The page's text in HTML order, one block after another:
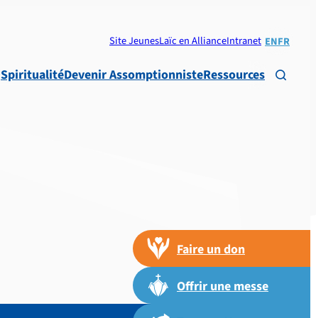
Site JeunesLaïc en AllianceIntranet ENFR
SpiritualitéDevenir AssomptionnisteRessources 
Faire un don
Offrir une messe